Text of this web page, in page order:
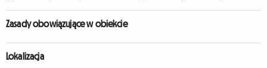
Zasady obowiązujące w obiekcie
Lokalizacja